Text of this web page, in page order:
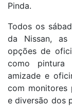
Pinda.
Todos os
da Nissan, as
opções de
como pintura
amizade e
com monitores
e diversão dos